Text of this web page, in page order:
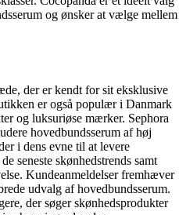
og ønsker at vælge mellem
der er kendt for sit eksklusive
er også populær i Danmark
og luksuriøse mærker. Sephora
hovedbundsserum af høj
i dens evne til at levere
seneste skønhedstrends samt
Kundeanmeldelser fremhæver
udvalg af hovedbundsserum.
der søger skønhedsprodukter